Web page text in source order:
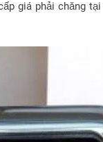
giá phải chăng